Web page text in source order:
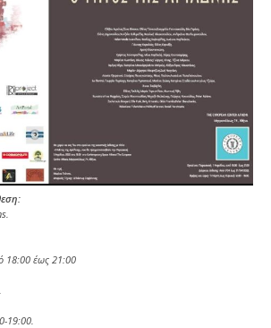
18:00 έως 21:00
19:00.